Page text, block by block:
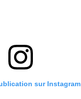
sur Instagram